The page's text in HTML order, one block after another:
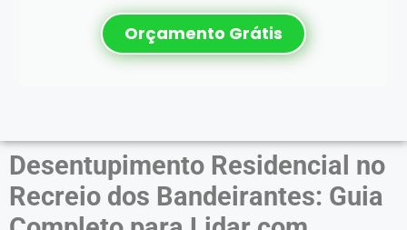
Orçamento Grátis
Desentupimento Residencial no
Recreio dos Bandeirantes: Guia